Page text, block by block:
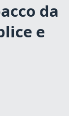
da
e